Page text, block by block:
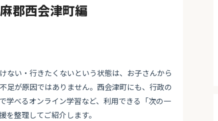
郡西会津町編
ない・行きたくないという状態は、お子さんから
足が原因ではありません。西会津町にも、行政の
学べるオンライン学習など、利用できる「次の一
整理してご紹介します。